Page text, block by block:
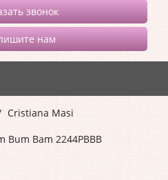
звонок
нам
Cristiana Masi
Bum Bam 2244PBBB